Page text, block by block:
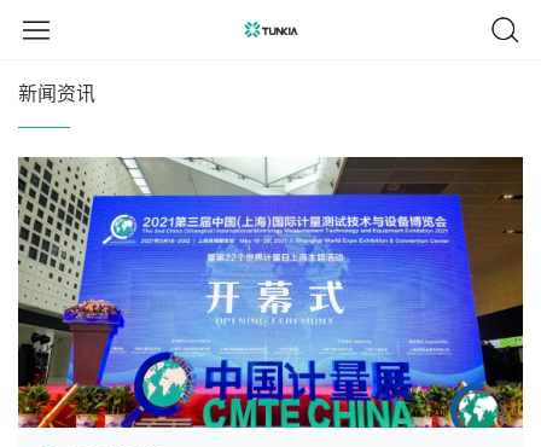
新闻资讯